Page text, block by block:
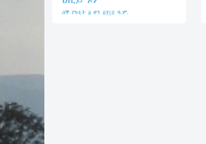
ሰኞ የካቲት ፱ ቀን ፳፻፲፰ ዓ.ም.